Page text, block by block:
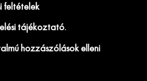
feltételek
tájékoztató.
hozzászólások elleni